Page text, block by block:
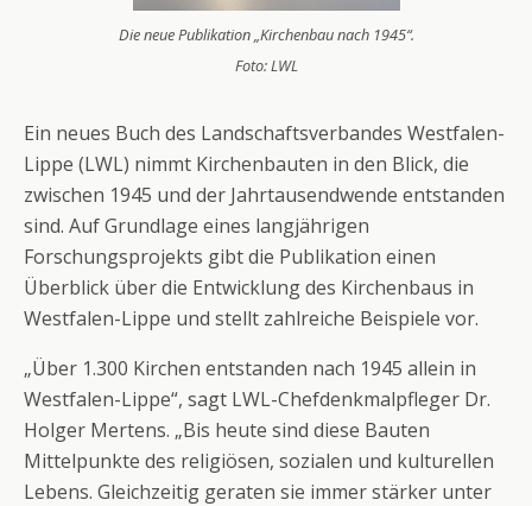
Die neue Publikation „Kirchenbau nach 1945“.
Foto: LWL
Ein neues Buch des Landschaftsverbandes Westfalen-
Lippe (LWL) nimmt Kirchenbauten in den Blick, die
zwischen 1945 und der Jahrtausendwende entstanden
sind. Auf Grundlage eines langjährigen
Forschungsprojekts gibt die Publikation einen
Überblick über die Entwicklung des Kirchenbaus in
Westfalen-Lippe und stellt zahlreiche Beispiele vor.
„Über 1.300 Kirchen entstanden nach 1945 allein in
Westfalen-Lippe“, sagt LWL-Chefdenkmalpfleger Dr.
Holger Mertens. „Bis heute sind diese Bauten
Mittelpunkte des religiösen, sozialen und kulturellen
Lebens. Gleichzeitig geraten sie immer stärker unter